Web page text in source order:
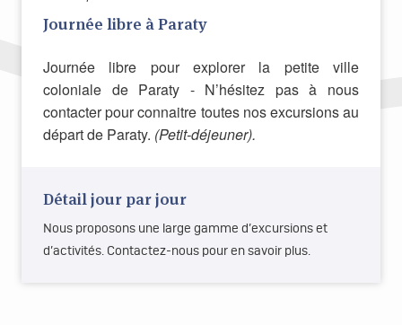
Journée libre à Paraty
Journée libre pour explorer la petite ville
coloniale de Paraty - N’hésitez pas à nous
contacter pour connaitre toutes nos excursions au
départ de Paraty. (Petit-déjeuner).
Détail jour par jour
Nous proposons une large gamme d’excursions et
d’activités. Contactez-nous pour en savoir plus.